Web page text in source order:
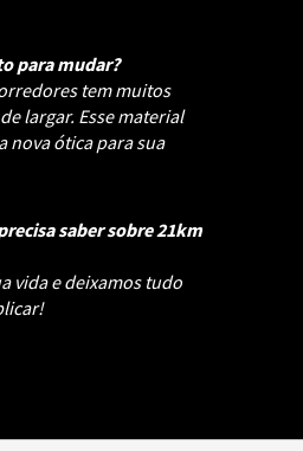
para mudar?
tem muitos
largar. Esse material
nova ótica para sua
saber sobre 21km
vida e deixamos tudo